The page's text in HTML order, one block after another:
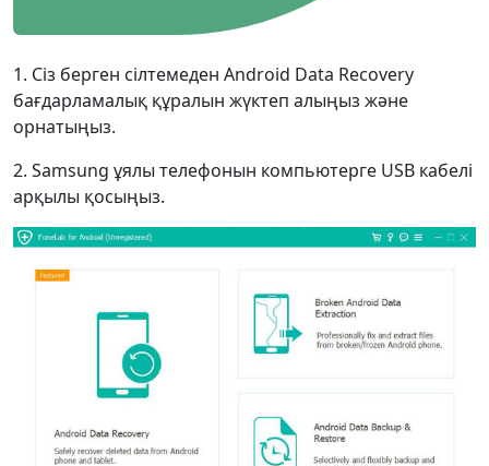
1. Сіз берген сілтемеден Android Data Recovery
бағдарламалық құралын жүктеп алыңыз және
орнатыңыз.
2. Samsung ұялы телефонын компьютерге USB кабелі
арқылы қосыңыз.